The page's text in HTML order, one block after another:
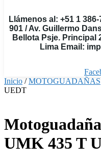
Llámenos al: +51 1
901 / Av. Guillermo
Bellota Psje. Principal
Lima Email:
Inicio /MOTOGUADAÑAS
UEDT
UMK 435 T